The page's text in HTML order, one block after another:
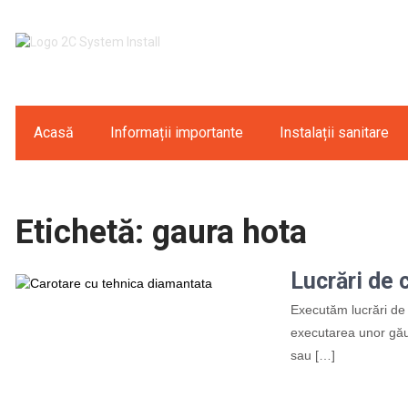
Acasă Informații importante Instalații sanitare
Etichetă: gaura hota
Lucrări de
Executăm lucrări
executarea unor
sau […]